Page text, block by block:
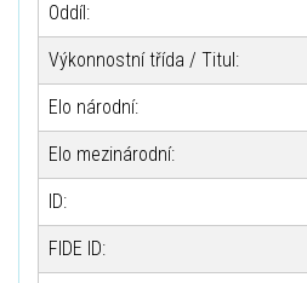
Oddíl:
Výkonnostní třída / Titul:
Elo národní:
Elo mezinárodní:
ID:
FIDE ID: